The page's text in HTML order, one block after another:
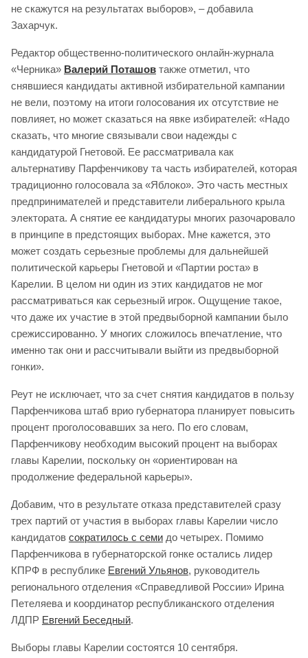
не скажутся на результатах выборов», – добавила
Захарчук.
Редактор общественно-политического онлайн-журнала
«Черника» Валерий Поташов также отметил, что
снявшиеся кандидаты активной избирательной кампании
не вели, поэтому на итоги голосования их отсутствие не
повлияет, но может сказаться на явке избирателей: «Надо
сказать, что многие связывали свои надежды с
кандидатурой Гнетовой. Ее рассматривала как
альтернативу Парфенчикову та часть избирателей, которая
традиционно голосовала за «Яблоко». Это часть местных
предпринимателей и представители либерального крыла
электората. А снятие ее кандидатуры многих разочаровало
в принципе в предстоящих выборах. Мне кажется, это
может создать серьезные проблемы для дальнейшей
политической карьеры Гнетовой и «Партии роста» в
Карелии. В целом ни один из этих кандидатов не мог
рассматриваться как серьезный игрок. Ощущение такое,
что даже их участие в этой предвыборной кампании было
срежиссированно. У многих сложилось впечатление, что
именно так они и рассчитывали выйти из предвыборной
гонки».
Реут не исключает, что за счет снятия кандидатов в пользу
Парфенчикова штаб врио губернатора планирует повысить
процент проголосовавших за него. По его словам,
Парфенчикову необходим высокий процент на выборах
главы Карелии, поскольку он «ориентирован на
продолжение федеральной карьеры».
Добавим, что в результате отказа представителей сразу
трех партий от участия в выборах главы Карелии число
кандидатов сократилось с семи до четырех. Помимо
Парфенчикова в губернаторской гонке остались лидер
КПРФ в республике Евгений Ульянов, руководитель
регионального отделения «Справедливой России» Ирина
Петеляева и координатор республиканского отделения
ЛДПР Евгений Беседный.
Выборы главы Карелии состоятся 10 сентября.